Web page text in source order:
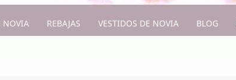
NOVIA REBAJAS VESTIDOS DE NOVIA BLOG